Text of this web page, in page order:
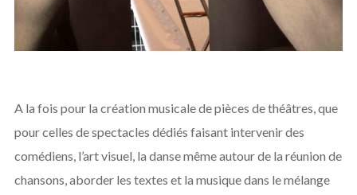
A la fois pour la création musicale de pièces de théâtres, que
pour celles de spectacles dédiés faisant intervenir des
comédiens, l’art visuel, la danse même autour de la réunion de
chansons, aborder les textes et la musique dans le mélange